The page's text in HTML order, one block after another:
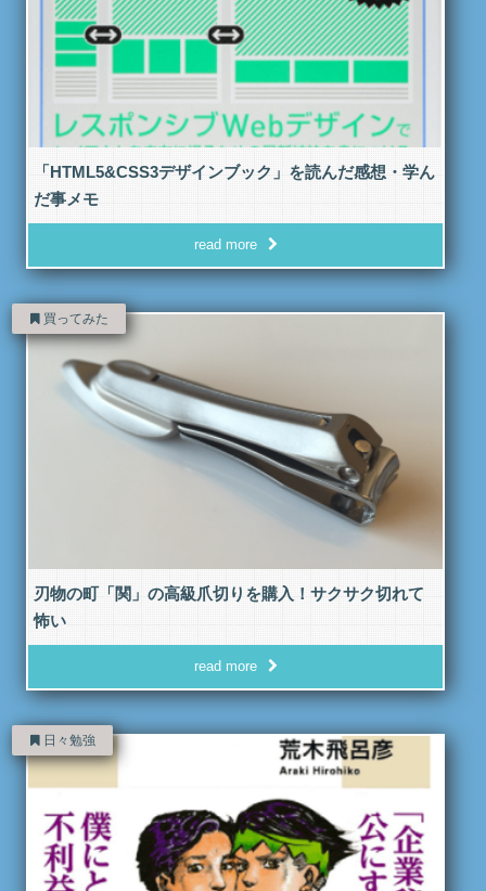
「HTML5&CSS3デザインブック」を読んだ感想・学ん
だ事メモ
read more
買ってみた
刃物の町「関」の高級爪切りを購入！サクサク切れて
怖い
read more
日々勉強